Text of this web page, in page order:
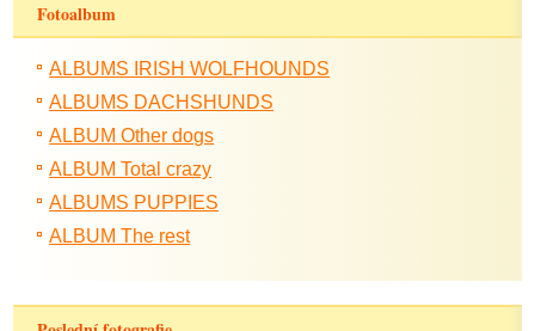
Fotoalbum
ALBUMS IRISH WOLFHOUNDS
ALBUMS DACHSHUNDS
ALBUM Other dogs
ALBUM Total crazy
ALBUMS PUPPIES
ALBUM The rest